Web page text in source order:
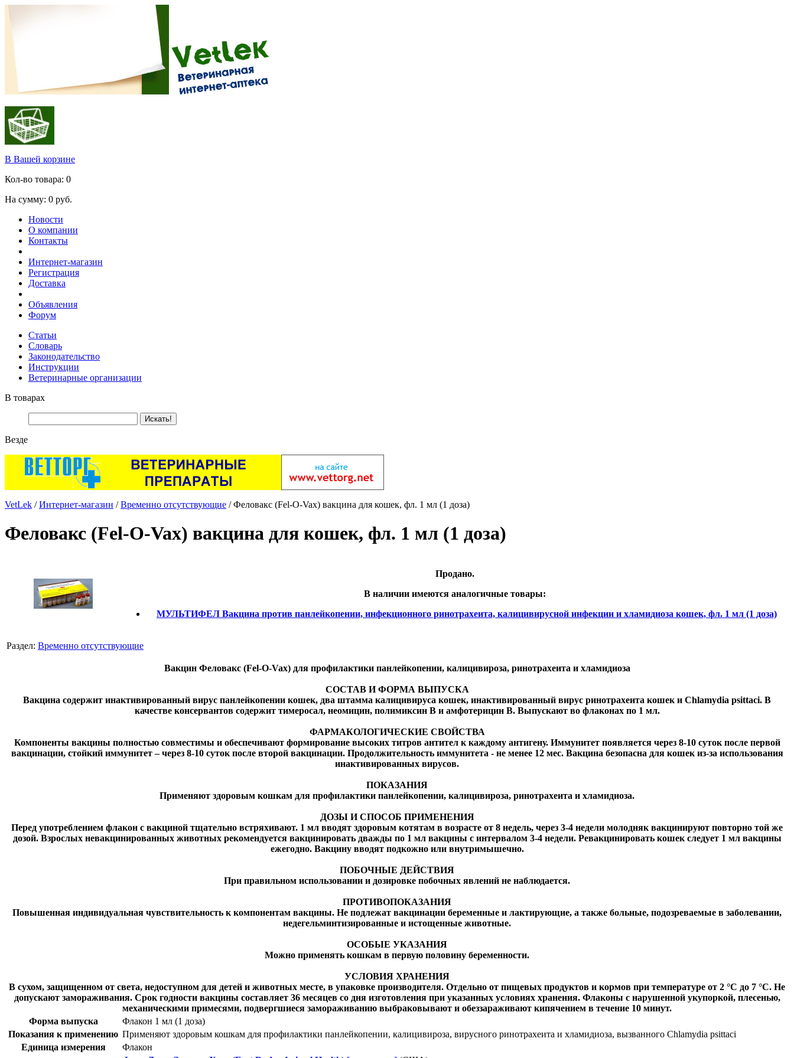
В Вашей корзине
Кол-во товара: 0
На сумму: 0 руб.
Новости
О компании
Контакты
Интернет-магазин
Регистрация
Доставка
Объявления
Форум
Статьи
Словарь
Законодательство
Инструкции
Ветеринарные организации
В товарах
Везде
VetLek /Интернет-магазин /Временно отсутствующие / Феловакс (Fel-O-Vax) вакцина для кошек, фл. 1 мл (1 доза)
Феловакс (Fel-O-Vax) вакцина для кошек, фл. 1 мл (1 доза)
Продано.
В наличии имеются аналогичные товары:
МУЛЬТИФЕЛ Вакцина против панлейкопении, инфекционного ринотрахеита, калицивирусной инфекции и хламидиоза кошек, фл. 1 мл (1 доза)
Раздел: Временно отсутствующие
Вакцин Феловакс (Fel-O-Vax) для профилактики панлейкопении, калицивироза, ринотрахеита и хламидиоза
СОСТАВ И ФОРМА ВЫПУСКА
Вакцина содержит инактивированный вирус панлейкопении кошек, два штамма калицивируса кошек, инактивированный вирус ринотрахеита кошек и Chlamydia psittaci. В
качестве консервантов содержит тимеросал, неомицин, полимиксин В и амфотерицин В. Выпускают во флаконах по 1 мл.
ФАРМАКОЛОГИЧЕСКИЕ СВОЙСТВА
Компоненты вакцины полностью совместимы и обеспечивают формирование высоких титров антител к каждому антигену. Иммунитет появляется через 8-10 суток после первой
вакцинации, стойкий иммунитет – через 8-10 суток после второй вакцинации. Продолжительность иммунитета - не менее 12 мес. Вакцина безопасна для кошек из-за использования
инактивированных вирусов.
ПОКАЗАНИЯ
Применяют здоровым кошкам для профилактики панлейкопении, калицивироза, ринотрахеита и хламидиоза.
ДОЗЫ И СПОСОБ ПРИМЕНЕНИЯ
Перед употреблением флакон с вакциной тщательно встряхивают. 1 мл вводят здоровым котятам в возрасте от 8 недель, через 3-4 недели молодняк вакцинируют повторно той же
дозой. Взрослых невакцинированных животных рекомендуется вакцинировать дважды по 1 мл вакцины с интервалом 3-4 недели. Ревакцинировать кошек следует 1 мл вакцины
ежегодно. Вакцину вводят подкожно или внутримышечно.
ПОБОЧНЫЕ ДЕЙСТВИЯ
При правильном использовании и дозировке побочных явлений не наблюдается.
ПРОТИВОПОКАЗАНИЯ
Повышенная индивидуальная чувствительность к компонентам вакцины. Не подлежат вакцинации беременные и лактирующие, а также больные, подозреваемые в заболевании,
недегельминтизированные и истощенные животные.
ОСОБЫЕ УКАЗАНИЯ
Можно применять кошкам в первую половину беременности.
УСЛОВИЯ ХРАНЕНИЯ
В сухом, защищенном от света, недоступном для детей и животных месте, в упаковке производителя. Отдельно от пищевых продуктов и кормов при температуре от 2 °С до 7 °С. Не
допускают замораживания. Срок годности вакцины составляет 36 месяцев со дня изготовления при указанных условиях хранения. Флаконы с нарушенной укупоркой, плесенью,
механическими примесями, подвергшиеся замораживанию выбраковывают и обеззараживают кипячением в течение 10 минут.
Форма выпуска
Флакон 1 мл (1 доза)
Показания к применению Применяют здоровым кошкам для профилактики панлейкопении, калицивироза, вирусного ринотрахеита и хламидиоза, вызванного Chlamydia psittaci
Единица измерения
Флакон